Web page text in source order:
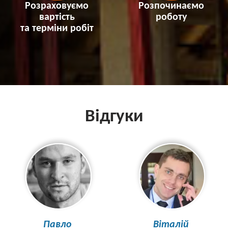
Розраховуємо
вартість
та терміни робіт
Розпочинаємо
роботу
Відгуки
Павло Віталій